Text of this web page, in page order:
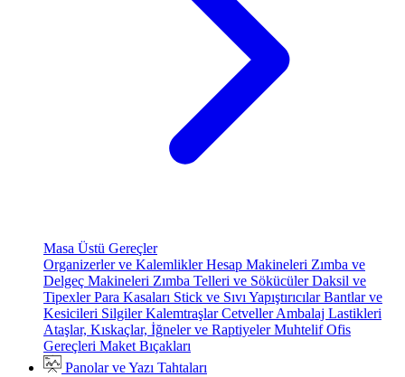
Masa Üstü Gereçler
Organizerler ve KalemliklerHesap Makineleri Zımba ve
Delgeç Makineleri Zımba Telleri ve SökücülerDaksil ve
TipexlerPara Kasaları Stick ve Sıvı YapıştırıcılarBantlar ve
Kesicileri SilgilerKalemtraşlarCetvellerAmbalaj Lastikleri
Ataşlar, Kıskaçlar, İğneler ve RaptiyelerMuhtelif Ofis
Gereçleri Maket Bıçakları
Panolar ve Yazı Tahtaları